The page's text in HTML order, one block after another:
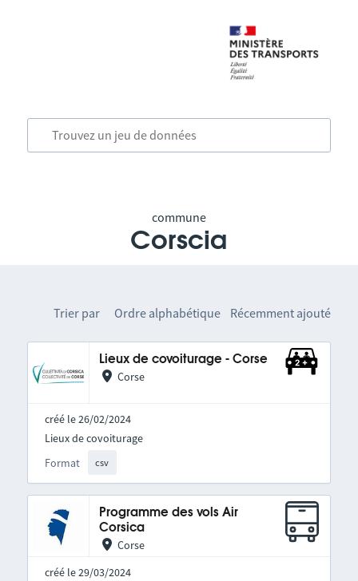
commune
Corscia
Trier par Ordre alphabétique Récemment ajouté
Lieux de covoiturage - Corse
Corse
créé le 26/02/2024
Format csv
Lieux de covoiturage
Programme des vols Air
Corsica
Corse
créé le 29/03/2024